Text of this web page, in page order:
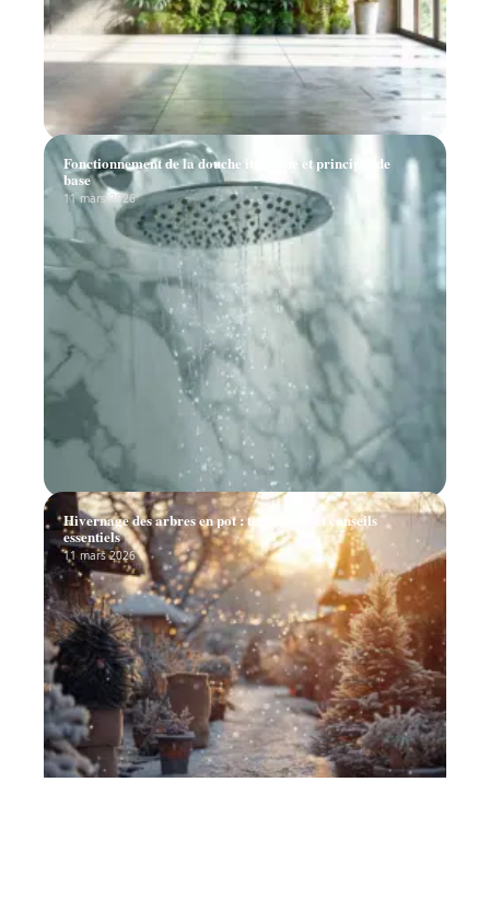
Fonctionnement de la douche italienne et principes de
base
11 mars 2026
Hivernage des arbres en pot : techniques et conseils
essentiels
11 mars 2026